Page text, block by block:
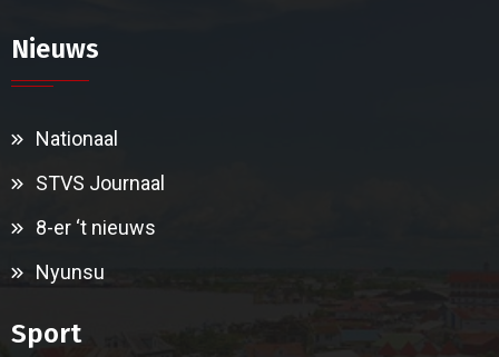
Nieuws
Nationaal
STVS Journaal
8-er ‘t nieuws
Nyunsu
Sport